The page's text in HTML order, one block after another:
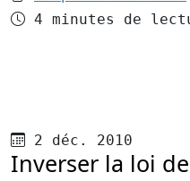
Temps de lecture
4 minutes de
Publié le
2 déc. 2010
Inverser la loi